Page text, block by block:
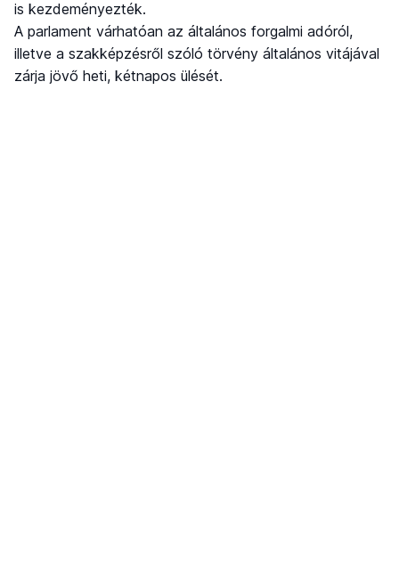
is kezdeményezték.
A parlament várhatóan az általános forgalmi adóról,
illetve a szakképzésről szóló törvény általános vitájával
zárja jövő heti, kétnapos ülését.